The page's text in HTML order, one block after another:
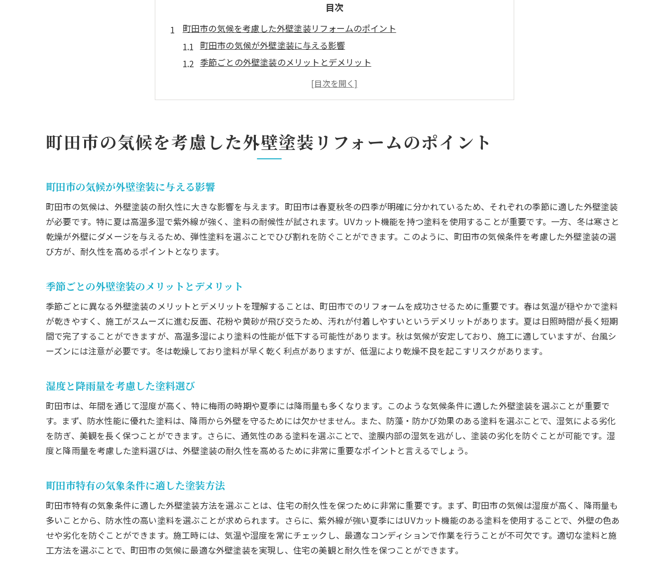
目次
町田市の気候を考慮した外壁塗装リフォームのポイント
町田市の気候が外壁塗装に与える影響
季節ごとの外壁塗装のメリットとデメリット
湿度と降雨量を考慮した塗料選び
町田市での外壁塗装リフォームに最適な塗料選びのコツ
町田市の住宅に適した塗料の種類
耐久性と美観を両立する塗料の選び方
コストパフォーマンスの高い塗料とは
専門家がおすすめする塗料ランキング
塗料選びで失敗しないためのポイント
ベストな施工時期の見極め方
季節ごとの施工タイミングの違い
町田市の住宅環境に適した施工計画
施工スケジュールの立て方と注意点
施工タイミングが外壁塗装に与える影響
町田市で信頼できる外壁塗装業者を見極める方法
優良業者を見分けるポイント
口コミやレビューの活用法
業者選びで注意すべき契約条件
見積もりの比較と適正価格の判断
信頼できる業者とトラブルを避ける方法
町田市の外壁塗装リフォームで失敗しないための秘訣
リフォーム前に確認すべきポイント
よくある失敗例とその対策
外壁塗装リフォームの成功事例
町田市の気候を考慮した外壁塗装リフォームのポイント
町田市の気候が外壁塗装に与える影響
町田市の気候は、外壁塗装の耐久性に大きな影響を与えます。町田市は春夏秋冬の四季が明確に分かれているため、それぞれの季節に適した外壁塗装
が必要です。特に夏は高温多湿で紫外線が強く、塗料の耐候性が試されます。UVカット機能を持つ塗料を使用することが重要です。一方、冬は寒さと
乾燥が外壁にダメージを与えるため、弾性塗料を選ぶことでひび割れを防ぐことができます。このように、町田市の気候条件を考慮した外壁塗装の選
び方が、耐久性を高めるポイントとなります。
季節ごとの外壁塗装のメリットとデメリット
季節ごとに異なる外壁塗装のメリットとデメリットを理解することは、町田市でのリフォームを成功させるために重要です。春は気温が穏やかで塗料
が乾きやすく、施工がスムーズに進む反面、花粉や黄砂が飛び交うため、汚れが付着しやすいというデメリットがあります。夏は日照時間が長く短期
間で完了することができますが、高温多湿により塗料の性能が低下する可能性があります。秋は気候が安定しており、施工に適していますが、台風シ
ーズンには注意が必要です。冬は乾燥しており塗料が早く乾く利点がありますが、低温により乾燥不良を起こすリスクがあります。
湿度と降雨量を考慮した塗料選び
町田市は、年間を通じて湿度が高く、特に梅雨の時期や夏季には降雨量も多くなります。このような気候条件に適した外壁塗装を選ぶことが重要で
す。まず、防水性能に優れた塗料は、降雨から外壁を守るためには欠かせません。また、防藻・防かび効果のある塗料を選ぶことで、湿気による劣化
を防ぎ、美観を長く保つことができます。さらに、通気性のある塗料を選ぶことで、塗膜内部の湿気を逃がし、塗装の劣化を防ぐことが可能です。湿
度と降雨量を考慮した塗料選びは、外壁塗装の耐久性を高めるために非常に重要なポイントと言えるでしょう。
町田市特有の気象条件に適した塗装方法
町田市特有の気象条件に適した外壁塗装方法を選ぶことは、住宅の耐久性を保つために非常に重要です。まず、町田市の気候は湿度が高く、降雨量も
多いことから、防水性の高い塗料を選ぶことが求められます。さらに、紫外線が強い夏季にはUVカット機能のある塗料を使用することで、外壁の色あ
せや劣化を防ぐことができます。施工時には、気温や湿度を常にチェックし、最適なコンディションで作業を行うことが不可欠です。適切な塗料と施
工方法を選ぶことで、町田市の気候に最適な外壁塗装を実現し、住宅の美観と耐久性を保つことができます。